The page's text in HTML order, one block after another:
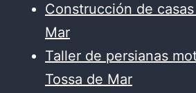
Construcción de
Mar
Taller de persianas
Tossa de Mar